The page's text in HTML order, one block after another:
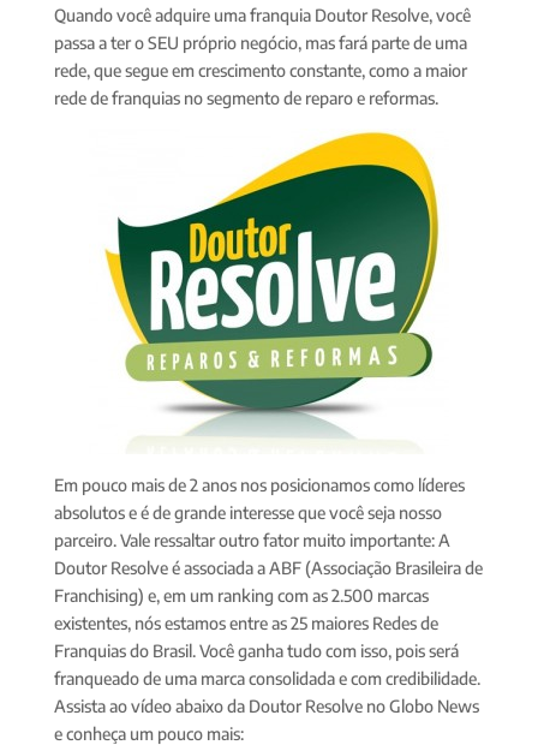
Quando você adquire uma franquia Doutor Resolve, você
passa a ter o SEU próprio negócio, mas fará parte de uma
rede, que segue em crescimento constante, como a maior
rede de franquias no segmento de reparo e reformas.
Em pouco mais de 2 anos nos posicionamos como líderes
absolutos e é de grande interesse que você seja nosso
parceiro. Vale ressaltar outro fator muito importante: A
Doutor Resolve é associada a ABF (Associação Brasileira de
Franchising) e, em um ranking com as 2.500 marcas
existentes, nós estamos entre as 25 maiores Redes de
Franquias do Brasil. Você ganha tudo com isso, pois será
franqueado de uma marca consolidada e com credibilidade.
Assista ao vídeo abaixo da Doutor Resolve no Globo News
e conheça um pouco mais: